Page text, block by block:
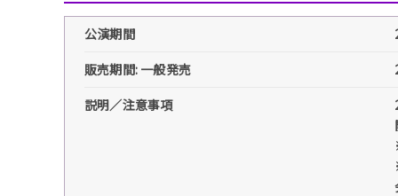
公演期間
販売期間: 一般発売
説明／注意事項